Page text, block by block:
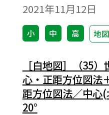
2021年11月12日
小 中 高 地図
［白地図］（35
心・正距方位図法
距方位図法／中心
20°